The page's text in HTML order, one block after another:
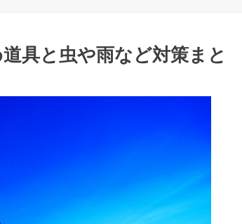
具と虫や雨など対策まと